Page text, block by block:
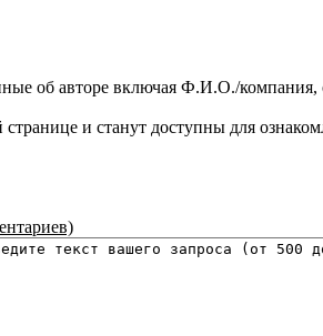
об авторе включая Ф.И.О./компания,
и станут доступны для